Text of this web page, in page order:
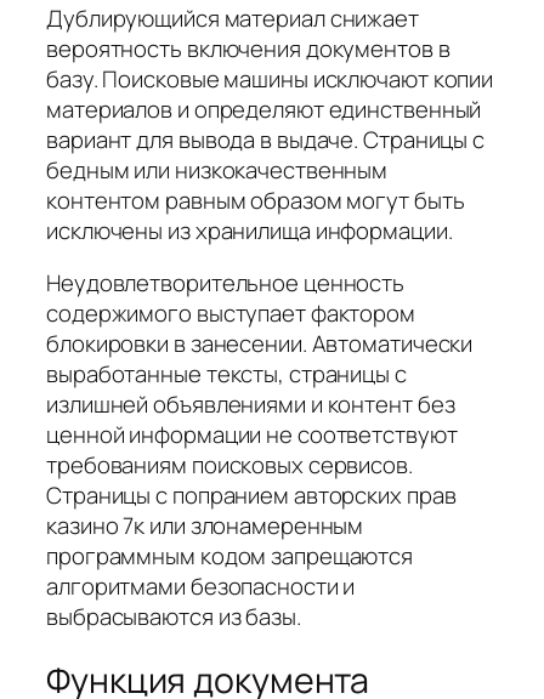
Дублирующийся материал снижает
вероятность включения документов в
базу. Поисковые машины исключают копии
материалов и определяют единственный
вариант для вывода в выдаче. Страницы с
бедным или низкокачественным
контентом равным образом могут быть
исключены из хранилища информации.
Неудовлетворительное ценность
содержимого выступает фактором
блокировки в занесении. Автоматически
выработанные тексты, страницы с
излишней объявлениями и контент без
ценной информации не соответствуют
требованиям поисковых сервисов.
Страницы с попранием авторских прав
казино 7к или злонамеренным
программным кодом запрещаются
алгоритмами безопасности и
выбрасываются из базы.
Функция документа